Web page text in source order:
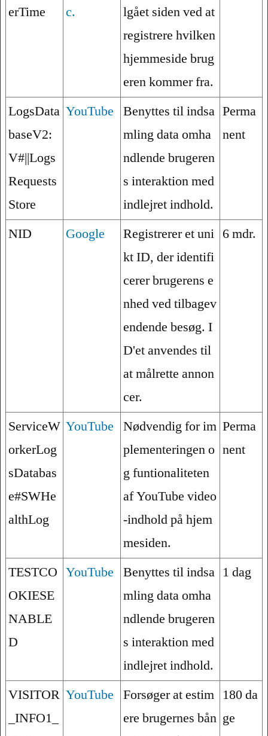
erTime
c.
lgået siden ved at
registrere hvilken
hjemmeside brug
eren kommer fra.
LogsData
baseV2:
V#||Logs
Requests
Store
YouTube
Benyttes til indsa
mling data omha
ndlende brugeren
s interaktion med
indlejret indhold.
Perma
nent
NID Google
Registrerer et uni
kt ID, der identifi
cerer brugerens e
nhed ved tilbagev
endende besøg. I
D'et anvendes til
at målrette annon
cer.
6 mdr.
ServiceW
orkerLog
sDatabas
e#SWHe
althLog
YouTube
Nødvendig for im
plementeringen o
g funtionaliteten
af YouTube video
-indhold på hjem
mesiden.
Perma
nent
TESTCO
OKIESE
NABLE
D
YouTube
Benyttes til indsa
mling data omha
ndlende brugeren
s interaktion med
indlejret indhold.
1 dag
VISITOR
_INFO1_
YouTube
Forsøger at estim
ere brugernes bån
180 da
ge